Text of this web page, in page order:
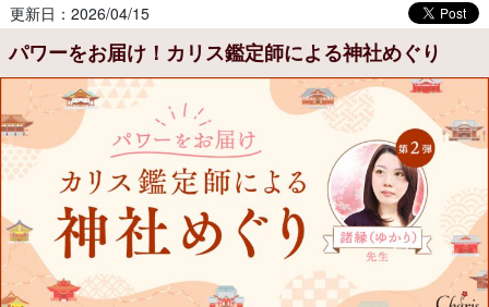
更新日：2026/04/15
パワーをお届け！カリス鑑定師による神社めぐり